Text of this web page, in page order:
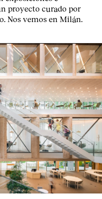
proyecto curado por
Nos vemos en Milán.